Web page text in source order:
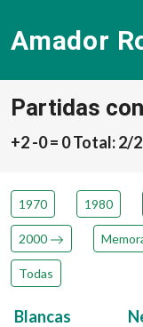
Amador
Partidas
+2 -0 = 0 Total: 2/2
1970 1980
2000
Todas
Blancas